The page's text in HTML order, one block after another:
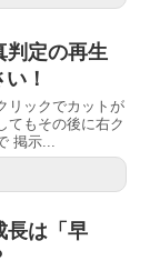
判定の再生
！
リックでカットが
てもその後に右ク
掲示...
長は「早